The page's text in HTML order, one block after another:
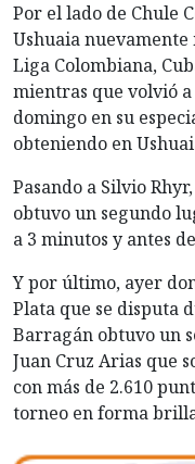
Por el lado de Chule
Ushuaia
Liga Colombiana,
mientras que volvió
domingo en su
obteniendo en
Pasando a Silvio
obtuvo un segundo
a 3 minutos y antes
Y por último, ayer
Plata que se disputa
Barragán obtuvo un
Juan Cruz Arias que
con más de 2.610
torneo en forma